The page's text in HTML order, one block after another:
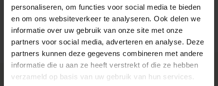
personaliseren, om functies voor social media te bieden
en om ons websiteverkeer te analyseren. Ook delen we
informatie over uw gebruik van onze site met onze
partners voor social media, adverteren en analyse. Deze
partners kunnen deze gegevens combineren met andere
informatie die u aan ze heeft verstrekt of die ze hebben
verzameld op basis van uw gebruik van hun services.